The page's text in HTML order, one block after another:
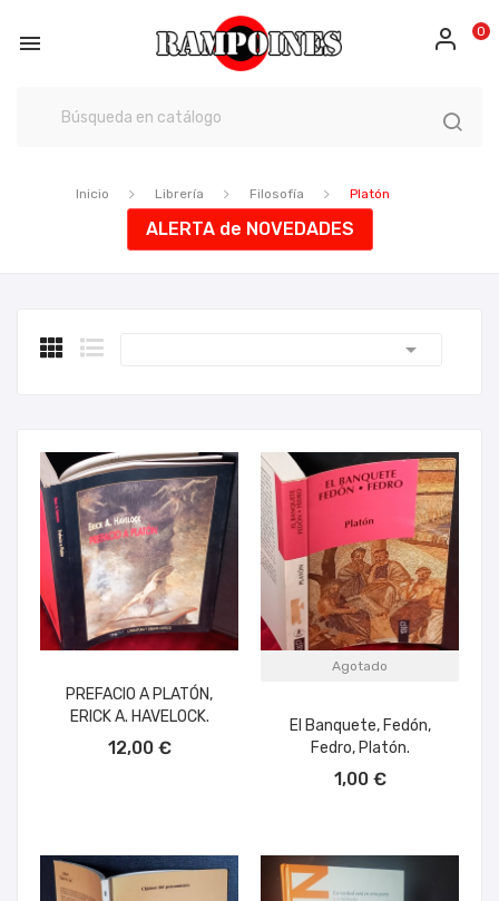
 0
Inicio Librería Filosofía Platón
ALERTA de NOVEDADES

PREFACIO A PLATÓN,
ERICK A. HAVELOCK.
12,00 €
Agotado
El Banquete, Fedón,
Fedro, Platón.
1,00 €